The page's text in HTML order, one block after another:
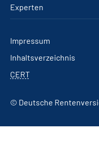
Experten
Impressum
Inhaltsverzeichnis
CERT
© Deutsche